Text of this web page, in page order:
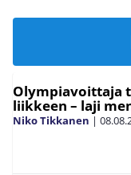
Olympiavoittaja
liikkeen – laji
Niko Tikkanen |